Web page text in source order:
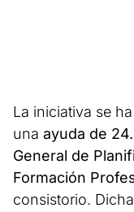
La iniciativa se
una ayuda de
General de
Formación
consistorio.